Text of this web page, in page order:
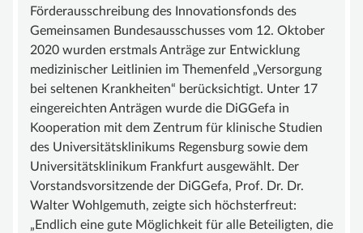
GEFÄSSANOMALIE
MALFORMATION
GROSSWUCHSSYNDROM
GEFÄSSTUMOR | HÄMANGIOM
INFOS & LINKS
COMPENDIUM
COMPGEFA.DE
AUTOREN
Förderausschreibung des Innovationsfonds des
Gemeinsamen Bundesausschusses vom 12. Oktober
2020 wurden erstmals Anträge zur Entwicklung
medizinischer Leitlinien im Themenfeld „Versorgung
bei seltenen Krankheiten“ berücksichtigt. Unter 17
eingereichten Anträgen wurde die DiGGefa in
Kooperation mit dem Zentrum für klinische Studien
des Universitätsklinikums Regensburg sowie dem
Universitätsklinikum Frankfurt ausgewählt. Der
Vorstandsvorsitzende der DiGGefa, Prof. Dr. Dr.
Walter Wohlgemuth, zeigte sich höchsterfreut:
„Endlich eine gute Möglichkeit für alle Beteiligten, die